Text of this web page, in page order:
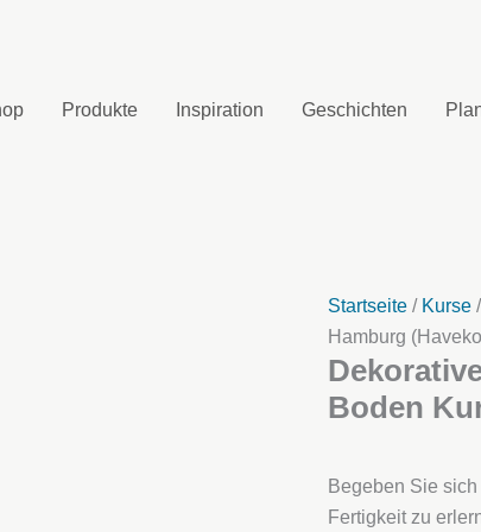
Produkte Inspiration Geschichten
Startseite / Kurse
Hamburg
Boden
Begeben Sie
Fertigkeit zu